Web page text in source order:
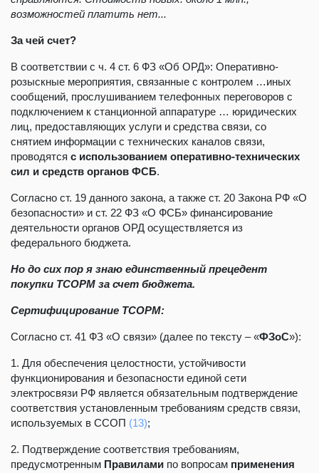
возможностей платить нет...
За чей счет?
В соответствии с ч. 4 ст. 6 ФЗ «Об ОРД»: Оперативно-
розыскные мероприятия, связанные с контролем …иных
сообщений, прослушиванием телефонных переговоров с
подключением к станционной аппаратуре … юридических
лиц, предоставляющих услуги и средства связи, со
снятием информации с технических каналов связи,
проводятся с использованием оперативно-технических
сил и средств органов ФСБ.
Согласно ст. 19 данного закона, а также ст. 20 Закона РФ «О
безопасности» и ст. 22 ФЗ «О ФСБ» финансирование
деятельности органов ОРД осуществляется из
федерального бюджета.
Но до сих пор я знаю единственный прецедент
покупки ТСОРМ за счет бюджета.
Сертифицирование ТСОРМ:
Согласно ст. 41 ФЗ «О связи» (далее по тексту – «ФЗоС»):
1. Для обеспечения целостности, устойчивости
функционирования и безопасности единой сети
электросвязи РФ является обязательным подтверждение
соответствия установленным требованиям средств связи,
используемых в ССОП (13);
2. Подтверждение соответствия требованиям,
предусмотренным Правилами по вопросам применения